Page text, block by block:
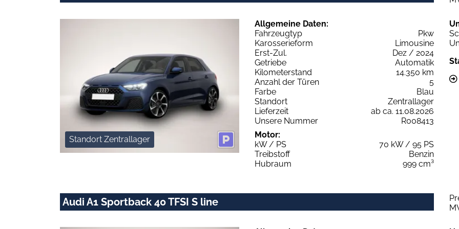
Standort Zentrallager
Allgemeine Daten:
Fahrzeugtyp
Pkw
Karosserieform
Limousine
Erst-Zul.
Dez / 2024
Getriebe
Automatik
Kilometerstand
14.350 km
Anzahl der Türen
5
Farbe
Blau
Standort
Zentrallager
Lieferzeit
ab ca. 11.08.2026
Unsere Nummer
R008413
Motor:
kW / PS
70 kW / 95 PS
Treibstoff
Benzin
Hubraum
999 cm³
Audi A1 Sportback 40 TFSI S line